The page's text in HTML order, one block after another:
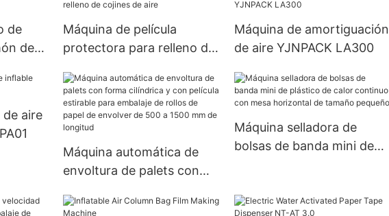
de
de
Máquina de película
protectora para relleno de
Máquina de amortiguación
de aire YJNPACK LA300
de aire
Máquina automática de
envoltura de palets con
película estirable para
Máquina selladora de
bolsas de banda mini de
tamaño pequeño